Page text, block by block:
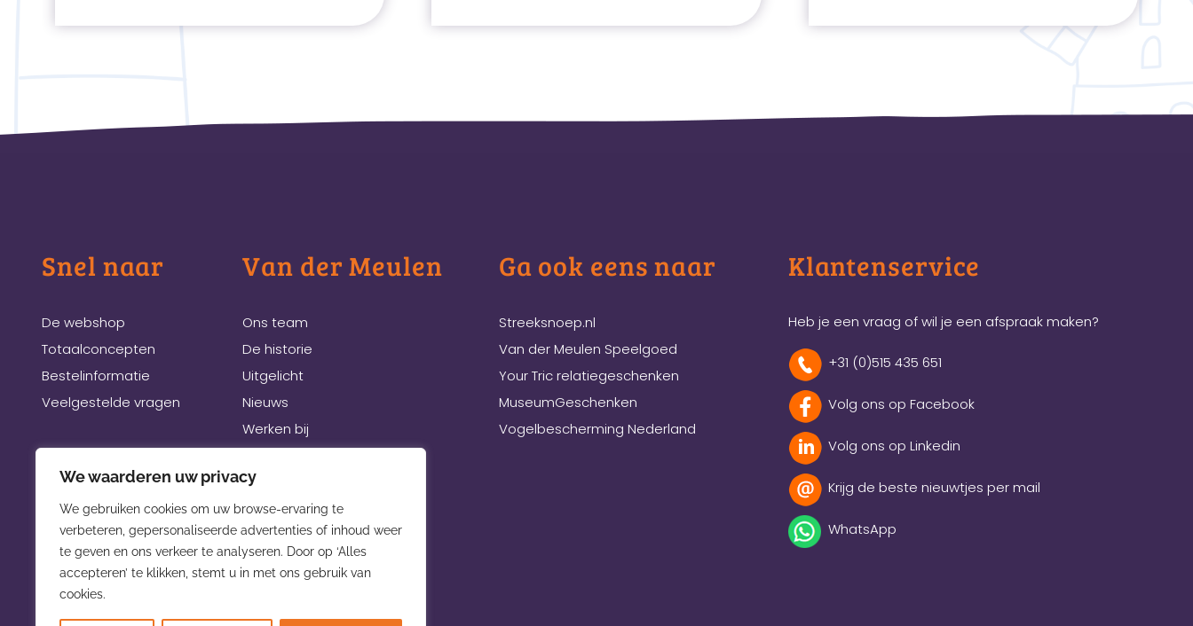
We waarderen uw privacy
We gebruiken cookies om uw browse-ervaring te
verbeteren, gepersonaliseerde advertenties of inhoud weer
te geven en ons verkeer te analyseren. Door op ‘Alles
accepteren’ te klikken, stemt u in met ons gebruik van
cookies.
Snel naar
De webshop
Totaalconcepten
Bestelinformatie
Veelgestelde vragen
Van der Meulen
Ons team
De historie
Uitgelicht
Nieuws
Werken bij
Beurzen
Ga ook eens naar
Streeksnoep.nl
Van der Meulen Speelgoed
Your Tric relatiegeschenken
MuseumGeschenken
Vogelbescherming Nederland
Klantenservice
Heb je een vraag of wil je een afspraak maken?
+31 (0)515 435 651
Volg ons op Facebook
Volg ons op Linkedin
Krijg de beste nieuwtjes per mail
WhatsApp